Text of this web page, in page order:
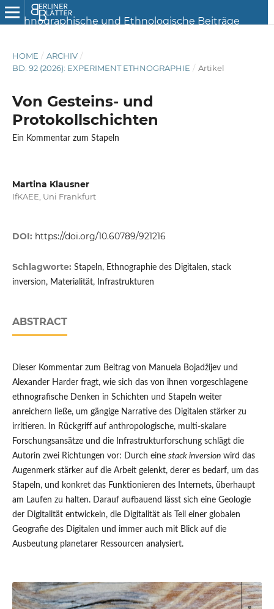
HOME / ARCHIV /
BD. 92 (2026): EXPERIMENT ETHNOGRAPHIE / Artikel
Von Gesteins- und
Protokollschichten
Ein Kommentar zum Stapeln
Martina Klausner
IfKAEE, Uni Frankfurt
DOI: https://doi.org/10.60789/921216
Schlagworte: Stapeln, Ethnographie des Digitalen, stack
inversion, Materialität, Infrastrukturen
ABSTRACT
Dieser Kommentar zum Beitrag von Manuela Bojadžijev und
Alexander Harder fragt, wie sich das von ihnen vorgeschlagene
ethnografische Denken in Schichten und Stapeln weiter
anreichern ließe, um gängige Narrative des Digitalen stärker zu
irritieren. In Rückgriff auf anthropologische, multi-skalare
Forschungsansätze und die Infrastrukturforschung schlägt die
Autorin zwei Richtungen vor: Durch eine stack inversionwird das
Augenmerk stärker auf die Arbeit gelenkt, derer es bedarf, um das
Stapeln, und konkret das Funktionieren des Internets, überhaupt
am Laufen zu halten. Darauf aufbauend lässt sich eine Geologie
der Digitalität entwickeln, die Digitalität als Teil einer globalen
Geografie des Digitalen und immer auch mit Blick auf die
Ausbeutung planetarer Ressourcen analysiert.